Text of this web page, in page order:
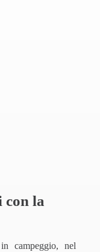
con la
campeggio, nel